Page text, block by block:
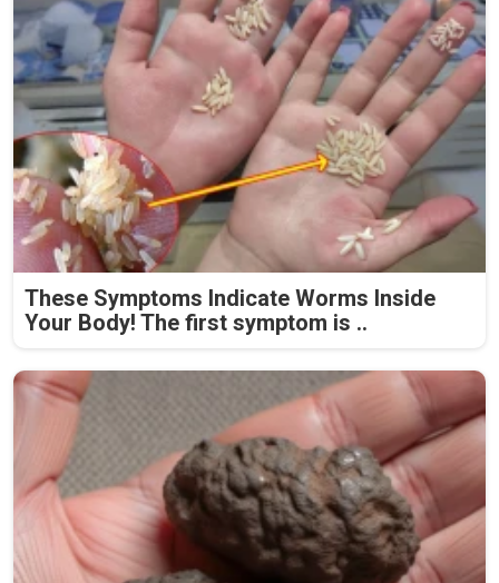
These Symptoms Indicate Worms Inside
Your Body! The first symptom is ..